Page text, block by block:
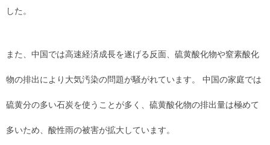
した。
また、中国では高速経済成長を遂げる反面、硫黄酸化物や窒素酸化
物の排出により大気汚染の問題が騒がれています。 中国の家庭では
硫黄分の多い石炭を使うことが多く、硫黄酸化物の排出量は極めて
多いため、酸性雨の被害が拡大しています。